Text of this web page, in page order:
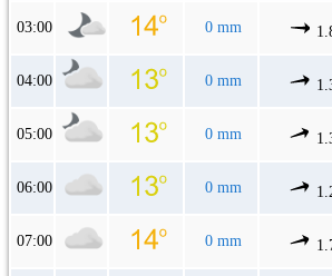
03:00 0 mm
04:00 0 mm
05:00 0 mm
06:00 0 mm
07:00 0 mm